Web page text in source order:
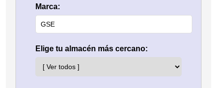
Marca:
Elige tu almacén más cercano: